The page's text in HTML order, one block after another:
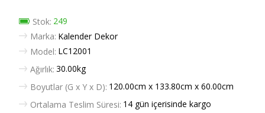
Stok: 249
Marka: Kalender Dekor
Model: LC12001
Ağırlık: 30.00kg
Boyutlar (G x Y x D): 120.00cm x 133.80cm x 60.00cm
Ortalama Teslim Süresi: 14 gün içerisinde kargo